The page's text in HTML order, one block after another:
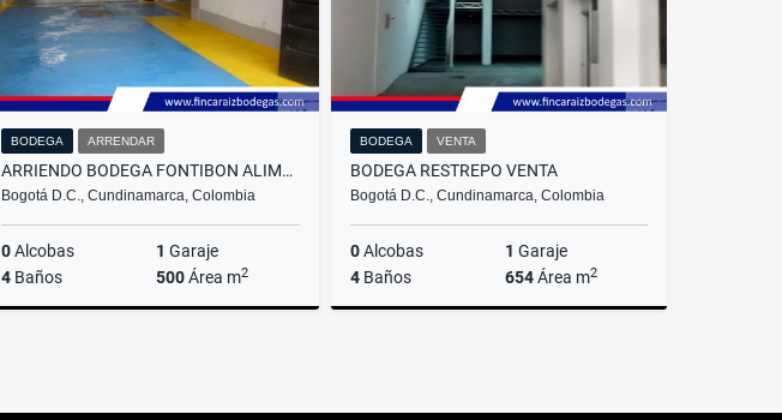
BODEGA ARRENDAR
ARRIENDO BODEGA FONTIBON ALIMENTOS
Bogotá D.C., Cundinamarca, Colombia
0Alcobas 1 Garaje
4 Baños 500Área m2
BODEGA VENTA
BODEGA RESTREPO VENTA
Bogotá D.C., Cundinamarca, Colombia
0Alcobas 1 Garaje
4Baños 654Área m2